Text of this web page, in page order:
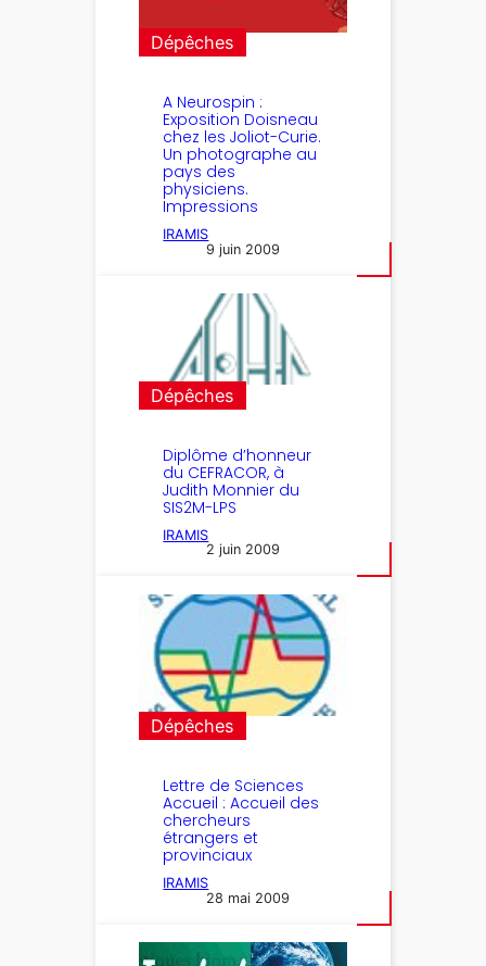
Dépêches
A Neurospin :
Exposition Doisneau
chez les Joliot-Curie.
Un photographe au
pays des
physiciens.
Impressions
IRAMIS
9 juin 2009
Dépêches
Diplôme d’honneur
du CEFRACOR, à
Judith Monnier du
SIS2M-LPS
IRAMIS
2 juin 2009
Dépêches
Lettre de Sciences
Accueil : Accueil des
chercheurs
étrangers et
provinciaux
IRAMIS
28 mai 2009